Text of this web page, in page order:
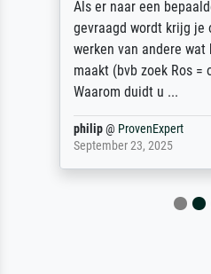
Als er naar een
gevraagd wordt krijg je
werken van andere
maakt (bvb zoek Ros =
Waarom duidt u ...
philip@ ProvenExpert
September 23, 2025